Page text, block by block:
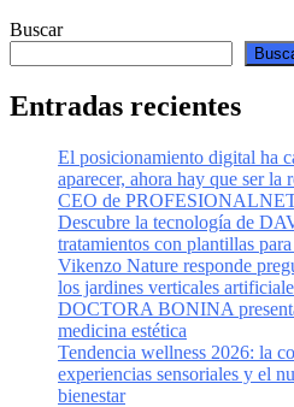
Buscar
Entradas recientes
El posicionamiento digital ha
aparecer, ahora hay que ser
CEO de
Descubre la tecnología de
tratamientos con plantillas
Vikenzo Nature responde
los jardines verticales
DOCTORA BONINA
medicina estética
Tendencia wellness 2026: la
experiencias sensoriales y el
bienestar